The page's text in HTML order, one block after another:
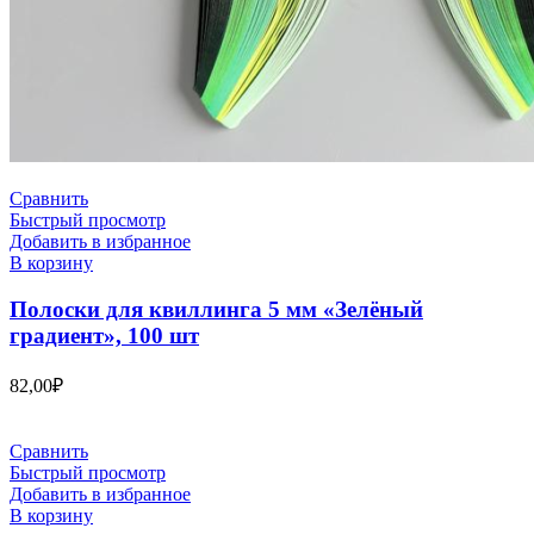
Сравнить
Быстрый просмотр
Добавить в избранное
В корзину
Полоски для квиллинга 5 мм «Зелёный
градиент», 100 шт
82,00₽
Сравнить
Быстрый просмотр
Добавить в избранное
В корзину